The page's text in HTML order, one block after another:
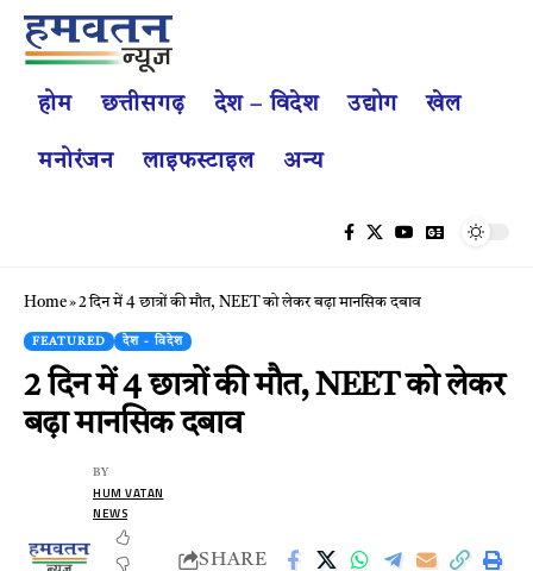
होम छत्तीसगढ़ देश – विदेश उद्योग खेल
मनोरंजन लाइफस्टाइल अन्य
Home»2 दिन में 4 छात्रों की मौत, NEET को लेकर बढ़ा मानसिक दबाव
FEATURED देश - विदेश
2 दिन में 4 छात्रों की मौत, NEET को लेकर
बढ़ा मानसिक दबाव
BY
HUM VATAN
NEWS
SHARE